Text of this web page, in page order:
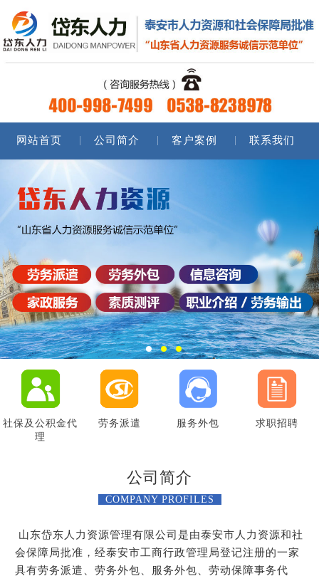
网站首页 公司简介 客户案例 联系我们
社保及公积金代
理
劳务派遣 服务外包 求职招聘
公司简介
COMPANY PROFILES
山东岱东人力资源管理有限公司是由泰安市人力资源和社
会保障局批准，经泰安市工商行政管理局登记注册的一家
具有劳务派遣、劳务外包、服务外包、劳动保障事务代